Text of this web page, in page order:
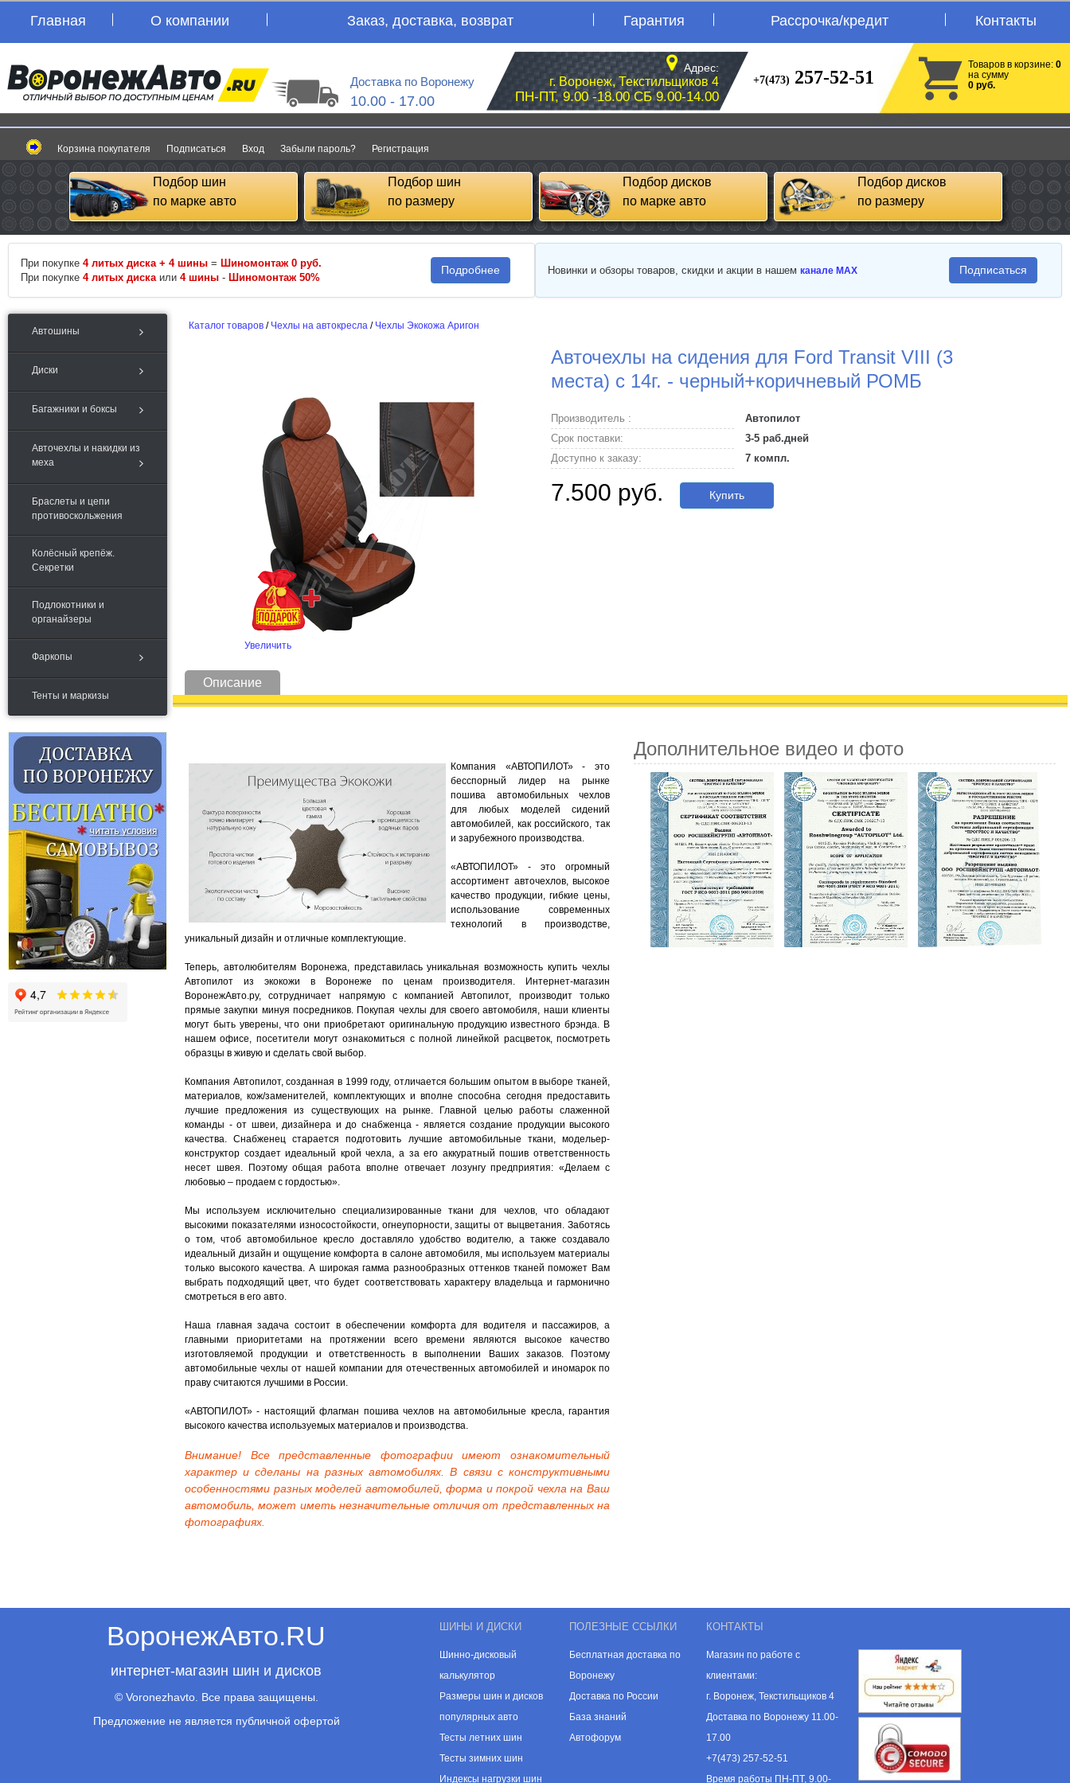
Главная О компании Заказ, доставка, возврат Гарантия Рассрочка/кредит Контакты
Доставка по Воронежу
10.00 - 17.00
Адрес:
г. Воронеж, Текстильщиков 4
ПН-ПТ, 9.00 -18.00 СБ 9.00-14.00
+7(473) 257-52-51
Товаров в корзине: 0
на сумму
0 руб.
Корзина покупателя Подписаться Вход Забыли пароль? Регистрация
Подбор шин
по марке авто
Подбор шин
по размеру
Подбор дисков
по марке авто
Подбор дисков
по размеру
При покупке 4 литых диска + 4 шины = Шиномонтаж 0 руб.
При покупке 4 литых диска или 4 шины - Шиномонтаж 50%
Подробнее Новинки и обзоры товаров, скидки и акции в нашем канале MAX Подписаться
Автошины
Диски
Багажники и боксы
Авточехлы и накидки из
меха
Браслеты и цепи
противоскольжения
Колёсный крепёж.
Секретки
Подлокотники и
органайзеры
Фаркопы
Тенты и маркизы
Каталог товаров / Чехлы на автокресла / Чехлы Экокожа Аригон
Авточехлы на сидения для Ford Transit VIII (3
места) с 14г. - черный+коричневый РОМБ
Увеличить
Производитель :
Автопилот
Срок поставки:
3-5 раб.дней
Доступно к заказу:
7 компл.
7.500 руб. Купить
Описание
Компания «АВТОПИЛОТ» - это
бесспорный лидер на рынке
пошива автомобильных чехлов
для любых моделей сидений
автомобилей, как российского, так
и зарубежного производства.
«АВТОПИЛОТ» - это огромный
ассортимент авточехлов, высокое
качество продукции, гибкие цены,
использование современных
технологий в производстве,
уникальный дизайн и отличные комплектующие.
Теперь, автолюбителям Воронежа, представилась уникальная возможность купить чехлы
Автопилот из экокожи в Воронеже по ценам производителя. Интернет-магазин
ВоронежАвто.ру, сотрудничает напрямую с компанией Автопилот, производит только
прямые закупки минуя посредников. Покупая чехлы для своего автомобиля, наши клиенты
могут быть уверены, что они приобретают оригинальную продукцию известного брэнда. В
нашем офисе, посетители могут ознакомиться с полной линейкой расцветок, посмотреть
образцы в живую и сделать свой выбор.
Компания Автопилот, созданная в 1999 году, отличается большим опытом в выборе тканей,
материалов, кож/заменителей, комплектующих и вполне способна сегодня предоставить
лучшие предложения из существующих на рынке. Главной целью работы слаженной
команды - от швеи, дизайнера и до снабженца - является создание продукции высокого
качества. Снабженец старается подготовить лучшие автомобильные ткани, модельер-
конструктор создает идеальный крой чехла, а за его аккуратный пошив ответственность
несет швея. Поэтому общая работа вполне отвечает лозунгу предприятия: «Делаем с
любовью – продаем с гордостью».
Мы используем исключительно специализированные ткани для чехлов, что обладают
высокими показателями износостойкости, огнеупорности, защиты от выцветания. Заботясь
о том, чтоб автомобильное кресло доставляло удобство водителю, а также создавало
идеальный дизайн и ощущение комфорта в салоне автомобиля, мы используем материалы
только высокого качества. А широкая гамма разнообразных оттенков тканей поможет Вам
выбрать подходящий цвет, что будет соответствовать характеру владельца и гармонично
смотреться в его авто.
Наша главная задача состоит в обеспечении комфорта для водителя и пассажиров, а
главными приоритетами на протяжении всего времени являются высокое качество
изготовляемой продукции и ответственность в выполнении Ваших заказов. Поэтому
автомобильные чехлы от нашей компании для отечественных автомобилей и иномарок по
праву считаются лучшими в России.
«АВТОПИЛОТ» - настоящий флагман пошива чехлов на автомобильные кресла, гарантия
высокого качества используемых материалов и производства.
Внимание! Все представленные фотографии имеют ознакомительный
характер и сделаны на разных автомобилях. В связи с конструктивными
особенностями разных моделей автомобилей, форма и покрой чехла на Ваш
автомобиль, может иметь незначительные отличия от представленных на
фотографиях.
Дополнительное видео и фото
ВоронежАвто.RU
интернет-магазин шин и дисков
© Voronezhavto. Все права защищены.
Предложение не является публичной офертой
ШИНЫ И ДИСКИ
Шинно-дисковый
калькулятор
Размеры шин и дисков
популярных авто
Тесты летних шин
Тесты зимних шин
Индексы нагрузки шин
ПОЛЕЗНЫЕ ССЫЛКИ
Бесплатная доставка по
Воронежу
Доставка по России
База знаний
Автофорум
КОНТАКТЫ
Магазин по работе с
клиентами:
г. Воронеж, Текстильщиков 4
Доставка по Воронежу 11.00-
17.00
+7(473) 257-52-51
Время работы ПН-ПТ, 9.00-